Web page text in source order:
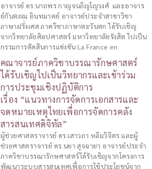
อาจารย์ ดร.นาถพร กาญจนภิญโญวงศ์ และอาจาร
ย์กันตภณ อินทมาตย์ อาจารย์ประจำสาขาวิชา
ภาษาฝรั่งเศส ภาควิชาภาษาตะวันตก ได้รับเชิญ
จากวิทยาลัยศิลปศาสตร์ มหาวิทยาลัยรังสิต ไปเป็น
กรรมการตัดสินการแข่งขัน La France en
คณาจารย์ภาควิชาบรรณารักษศาสตร์
ได้รับเชิญไปเป็นวิทยากรและเข้าร่วม
การประชุมเชิงปฏิบัติการ
เรื่อง “แนวทางการจัดการเอกสารและ
จดหมายเหตุไทยเพื่อการจัดการคลัง
สารสนเทศดิจิทัล”
ผู้ช่วยศาสตราจารย์ ดร.เสาวภา หลิมวิจิตร และผู้
ช่วยศาสตราจารย์ ดร.นยา สุจฉายา อาจารย์ประจำ
ภาควิชาบรรณารักษศาสตร์ได้รับเชิญจากโครงการ
พัฒนาระบบสารสนเทศเพื่อการใช้ประโยชน์จาก